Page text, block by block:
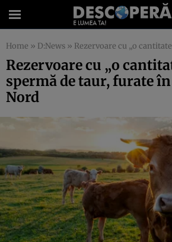
Home » D:News » Rezervoare cu „o cantitate mare” de
Rezervoare cu „o
spermă de taur, furate
Nord